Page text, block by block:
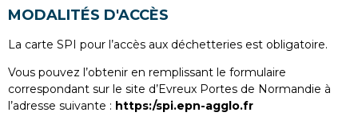
MODALITÉS D'ACCÈS
La carte SPI pour l’accès aux déchetteries est obligatoire.
Vous pouvez l’obtenir en remplissant le formulaire
correspondant sur le site d’Evreux Portes de Normandie à
l’adresse suivante : https:/spi.epn-agglo.fr